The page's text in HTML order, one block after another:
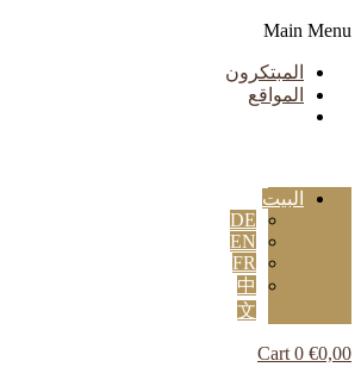
Main Menu
المبتكرون
المواقع
البيت
DE
EN
FR
中
文
€0,00
0
Cart